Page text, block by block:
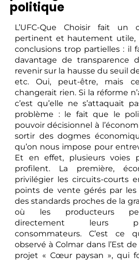
politique
L’UFC-Que Choisir fait
pertinent et hautement utile,
conclusions trop partielles : il
davantage de transparence
revenir sur la hausse du seuil
etc. Oui, peut-être, mais
changerait rien. Si la réforme
c’est qu’elle ne s’attaquait
problème : le fait que le
pouvoir décisionnel à
sortir des dogmes
qu’on nous impose pour
Et en effet, plusieurs voies
profilent. La première,
privilégier les circuits-courts
points de vente gérés par
des standards proches de la
où les producteurs
directement leurs
consommateurs. C’est ce
observé à Colmar dans l’Est
projet « Cœur paysan », qui